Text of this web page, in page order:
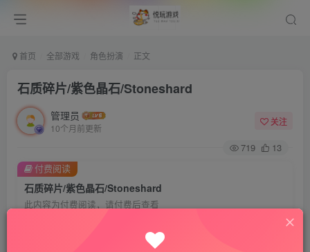
首页 全部游戏 角色扮演 正文
石质碎片/紫色晶石/Stoneshard
管理员
10个月前更新
关注
719 13
石质碎片/紫色晶石/Stoneshard
此内容为付费阅读，请付费后查看
悦玩币 8
付费阅读